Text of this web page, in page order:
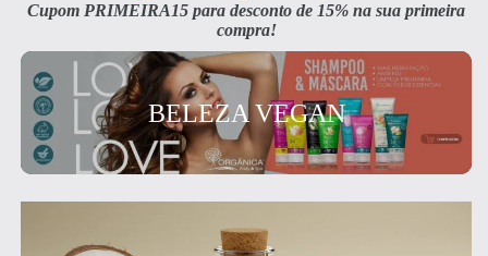
Cupom PRIMEIRA15 para desconto de 15% na sua primeira
compra!
BELEZA VEGAN